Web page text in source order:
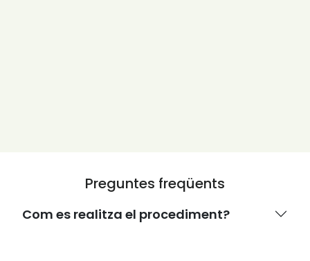
Preguntes freqüents
Com es realitza el procediment?